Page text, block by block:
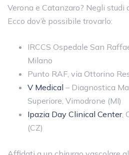
Verona e Catanzaro? Negli studi
Ecco dov’è possibile trovarlo:
IRCCS Ospedale San
Milano
Punto RAF, via Ottorino
V Medical – Diagnostica
Superiore, Vimodrone (MI)
Ipazia Day Clinical Center,
(CZ)